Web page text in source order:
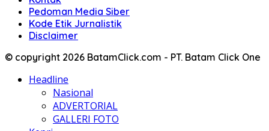
Pedoman Media Siber
Kode Etik Jurnalistik
Disclaimer
© copyright 2026 BatamClick.com - PT. Batam Click One
Headline
Nasional
ADVERTORIAL
GALLERI FOTO